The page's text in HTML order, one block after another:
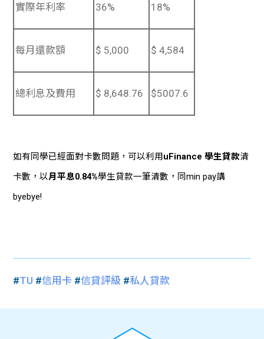
實際年利率 36% 18%
每月還款額 $ 5,000 $ 4,584
總利息及費用 $ 8,648.76 $5007.6
如有同學已經面對卡數問題，可以利用uFinance 學生貸款清
卡數，以月平息0.84%學生貸款一筆清數，同min pay講
byebye!
#TU #信用卡 #信貸評級 #私人貸款